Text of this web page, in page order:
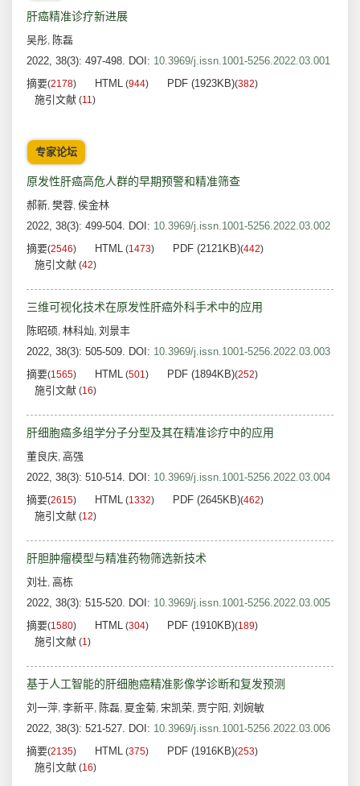
肝癌精准诊疗新进展
吴彤, 陈磊
2022, 38(3): 497-498. DOI: 10.3969/j.issn.1001-5256.2022.03.001
摘要(2178) HTML (944) PDF (1923KB)(382)
施引文献 (11)
专家论坛
原发性肝癌高危人群的早期预警和精准筛查
郝新, 樊蓉, 侯金林
2022, 38(3): 499-504. DOI: 10.3969/j.issn.1001-5256.2022.03.002
摘要(2546) HTML (1473) PDF (2121KB)(442)
施引文献 (42)
三维可视化技术在原发性肝癌外科手术中的应用
陈昭硕, 林科灿, 刘景丰
2022, 38(3): 505-509. DOI: 10.3969/j.issn.1001-5256.2022.03.003
摘要(1565) HTML (501) PDF (1894KB)(252)
施引文献 (16)
肝细胞癌多组学分子分型及其在精准诊疗中的应用
董良庆, 高强
2022, 38(3): 510-514. DOI: 10.3969/j.issn.1001-5256.2022.03.004
摘要(2615) HTML (1332) PDF (2645KB)(462)
施引文献 (12)
肝胆肿瘤模型与精准药物筛选新技术
刘壮, 高栋
2022, 38(3): 515-520. DOI: 10.3969/j.issn.1001-5256.2022.03.005
摘要(1580) HTML (304) PDF (1910KB)(189)
施引文献 (1)
基于人工智能的肝细胞癌精准影像学诊断和复发预测
刘一萍, 李新平, 陈磊, 夏金菊, 宋凯荣, 贾宁阳 , 刘婉敏
2022, 38(3): 521-527. DOI: 10.3969/j.issn.1001-5256.2022.03.006
摘要(2135) HTML (375) PDF (1916KB)(253)
施引文献 (16)